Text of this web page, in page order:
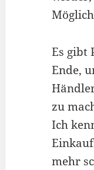
Es gibt
Ende,
zu
Ich
mehr